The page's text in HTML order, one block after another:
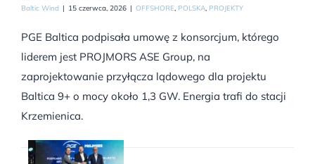
Baltic Wind | 15 czerwca, 2026 | OFFSHORE, POLSKA, PROJEKTY
PGE Baltica podpisała umowę z konsorcjum, którego
liderem jest PROJMORS ASE Group, na
zaprojektowanie przyłącza lądowego dla projektu
Baltica 9+ o mocy około 1,3 GW. Energia trafi do stacji
Krzemienica.